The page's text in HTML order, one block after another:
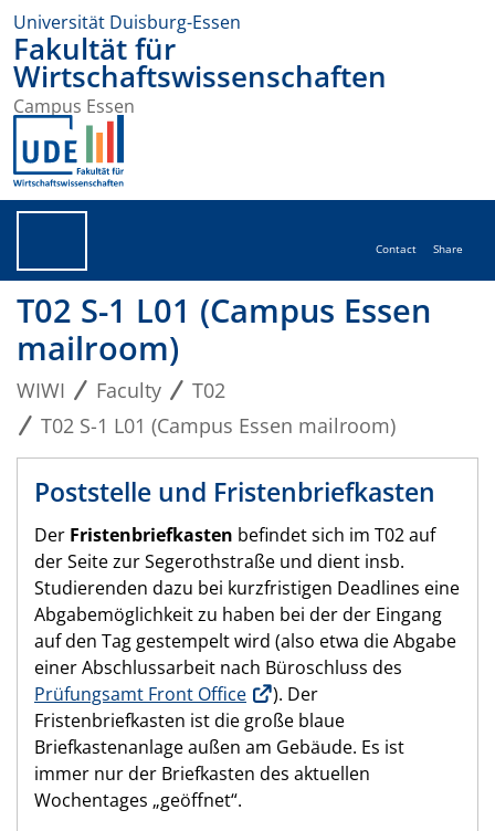
Universität Duisburg-Essen
Fakultät für
Wirtschaftswissenschaften
Campus Essen
Contact Share
T02 S-1 L01 (Campus Essen
mailroom)
WIWI Faculty
T02
T02 S-1 L01 (Campus Essen mailroom)
Poststelle und Fristenbriefkasten
Der Fristenbriefkasten befindet sich im T02 auf
der Seite zur Segerothstraße und dient insb.
Studierenden dazu bei kurzfristigen Deadlines eine
Abgabemöglichkeit zu haben bei der der Eingang
auf den Tag gestempelt wird (also etwa die Abgabe
einer Abschlussarbeit nach Büroschluss des
Prüfungsamt Front Office
). Der
Fristenbriefkasten ist die große blaue
Briefkastenanlage außen am Gebäude. Es ist
immer nur der Briefkasten des aktuellen
Wochentages „geöffnet“.